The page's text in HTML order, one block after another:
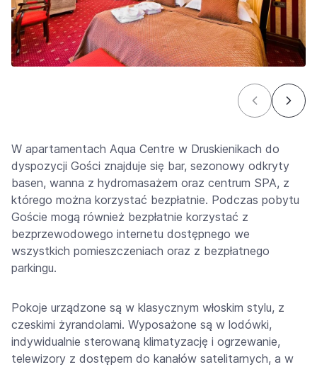
W apartamentach Aqua Centre w Druskienikach do
dyspozycji Gości znajduje się bar, sezonowy odkryty
basen, wanna z hydromasażem oraz centrum SPA, z
którego można korzystać bezpłatnie. Podczas pobytu
Goście mogą również bezpłatnie korzystać z
bezprzewodowego internetu dostępnego we
wszystkich pomieszczeniach oraz z bezpłatnego
parkingu.
Pokoje urządzone są w klasycznym włoskim stylu, z
czeskimi żyrandolami. Wyposażone są w lodówki,
indywidualnie sterowaną klimatyzację i ogrzewanie,
telewizory z dostępem do kanałów satelitarnych, a w